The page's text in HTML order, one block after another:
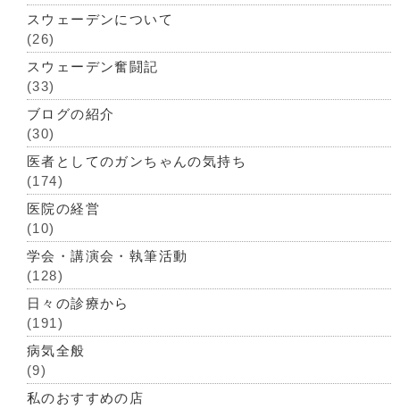
スウェーデンについて
(26)
スウェーデン奮闘記
(33)
ブログの紹介
(30)
医者としてのガンちゃんの気持ち
(174)
医院の経営
(10)
学会・講演会・執筆活動
(128)
日々の診療から
(191)
病気全般
(9)
私のおすすめの店